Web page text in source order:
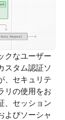
クなユーザー
スタム認証ソ
、セキュリテ
リの使用をお
、セッション
よびソーシャ